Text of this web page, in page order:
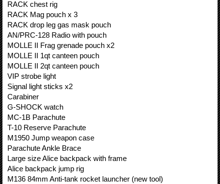
RACK chest rig
RACK Mag pouch x 3
RACK drop leg gas mask pouch
AN/PRC-128 Radio with pouch
MOLLE II Frag grenade pouch x2
MOLLE II 1qt canteen pouch
MOLLE II 2qt canteen pouch
VIP strobe light
Signal light sticks x2
Carabiner
G-SHOCK watch
MC-1B Parachute
T-10 Reserve Parachute
M1950 Jump weapon case
Parachute Ankle Brace
Large size Alice backpack with frame
Alice backpack jump rig
M136 84mm Anti-tank rocket launcher (new tool)